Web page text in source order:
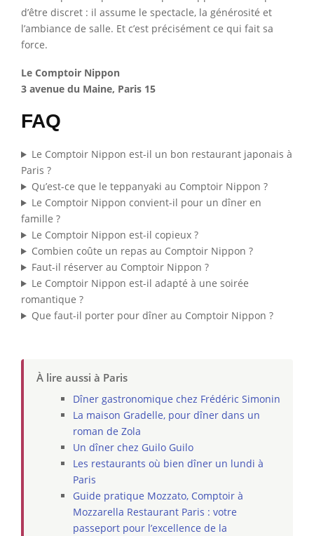
d’être discret : il assume le spectacle, la générosité et
l’ambiance de salle. Et c’est précisément ce qui fait sa
force.
Le Comptoir Nippon
3 avenue du Maine, Paris 15
FAQ
Le Comptoir Nippon est-il un bon restaurant japonais à
Paris ?
Qu’est-ce que le teppanyaki au Comptoir Nippon ?
Le Comptoir Nippon convient-il pour un dîner en
famille ?
Le Comptoir Nippon est-il copieux ?
Combien coûte un repas au Comptoir Nippon ?
Faut-il réserver au Comptoir Nippon ?
Le Comptoir Nippon est-il adapté à une soirée
romantique ?
Que faut-il porter pour dîner au Comptoir Nippon ?
À lire aussi à Paris
Dîner gastronomique chez Frédéric Simonin
La maison Gradelle, pour dîner dans un
roman de Zola
Un dîner chez Guilo Guilo
Les restaurants où bien dîner un lundi à
Paris
Guide pratique Mozzato, Comptoir à
Mozzarella Restaurant Paris : votre
passeport pour l’excellence de la